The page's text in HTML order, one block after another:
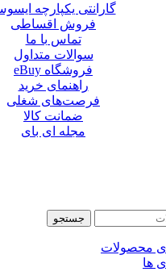
گارانتی یکپارچه
فروش اقساطی
تماس با ما
سوالات متداول
فروشگاه eBuy
راهنمای خرید
فرصت‌های شغلی
ضمانت کالا
مجله ای بای
جستجو
محصولات
ها